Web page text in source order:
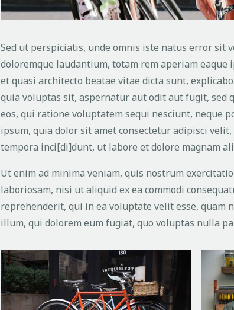
Sed ut perspiciatis, unde omnis iste natus error sit
doloremque laudantium, totam rem aperiam
et quasi architecto beatae vitae dicta sunt,
quia voluptas sit, aspernatur aut odit aut fugit, sed
eos, qui ratione voluptatem sequi nesciunt, neque
ipsum, quia dolor sit amet consectetur adipisci
tempora inci[di]dunt, ut labore et dolore magnam
Ut enim ad minima veniam, quis nostrum
laboriosam, nisi ut aliquid ex ea commodi
reprehenderit, qui in ea voluptate velit esse, quam
illum, qui dolorem eum fugiat, quo voluptas nulla